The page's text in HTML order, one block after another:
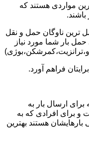
مواردی هستند که
باشند.
ترین ناوگان حمل و نقل
بار شما مورد نیاز
فراهم آورد.
ارسال بار به
برای افرادی که به
هستند بهترین